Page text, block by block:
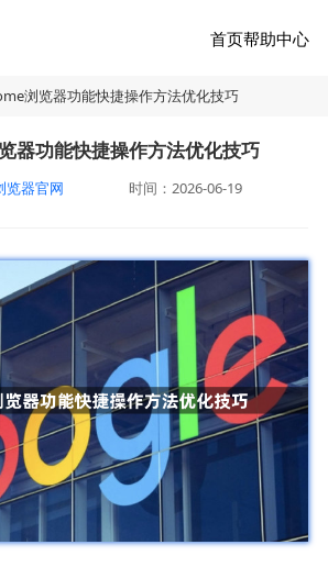
首页帮助中心
浏览器功能快捷操作方法优化技巧
器功能快捷操作方法优化技巧
览器官网 时间：2026-06-19